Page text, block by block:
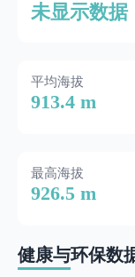
未显示数据
平均海拔
913.4 m
最高海拔
926.5 m
健康与环保数